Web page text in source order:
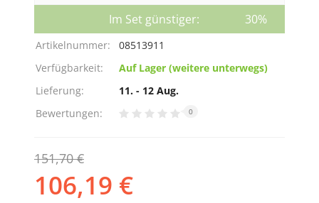
Im Set günstiger: 30%
Artikelnummer:
08513911
Verfügbarkeit:
Auf Lager (weitere unterwegs)
Lieferung:
11. - 12 Aug.
Bewertungen:
0
151,70 €
106,19 €